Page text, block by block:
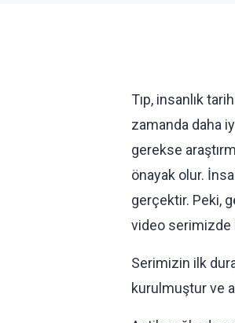
Tıp, insanlık
zamanda daha
gerekse
önayak olur.
gerçektir. Peki,
video serimizde
Serimizin ilk
kurulmuştur ve